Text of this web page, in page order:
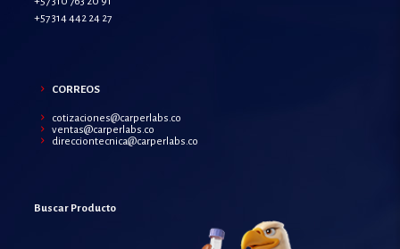
+57 314 442 24 27
CORREOS
cotizaciones@carperlabs.co
ventas@carperlabs.co
direcciontecnica@carperlabs.co
Buscar Producto